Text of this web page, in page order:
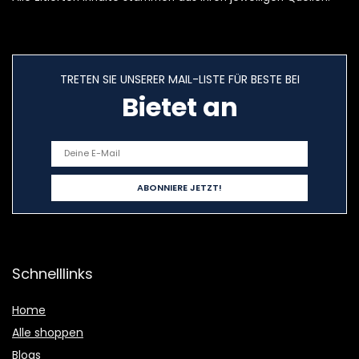
TRETEN SIE UNSERER MAIL-LISTE FÜR BESTE BEI
Bietet an
Schnelllinks
Home
Alle shoppen
Blogs